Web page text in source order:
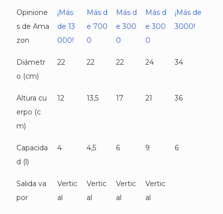
Opinione
s de Ama
zon
¡Más
de 13
000!
Más d
e 700
0
Más d
e 300
0
Más d
e 300
0
¡Más de
3000!
Diámetr
o (cm)
22 22 22 24 34
Altura cu
erpo (c
m)
12 13,5 17 21 36
Capacida
d (l)
4 4,5 6 9 6
Salida va
por
Vertic
al
Vertic
al
Vertic
al
Vertic
al